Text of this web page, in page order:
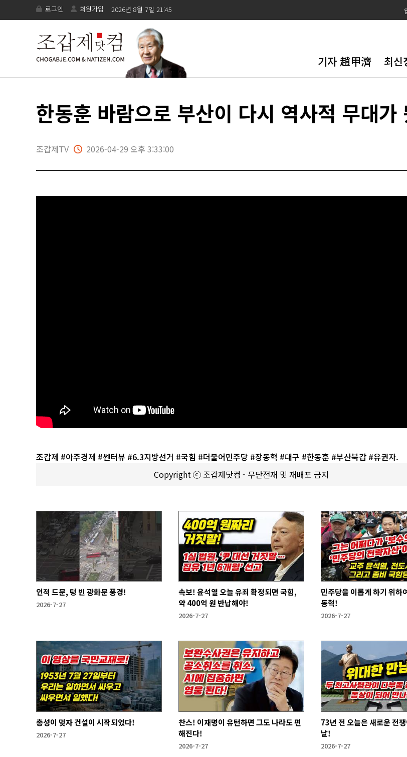
로그인 회원가입 2026년 8월 7일 21:45
기자 趙甲濟 최신
한동훈 바람으로 부산이 다시 역사적 무대가
조갑제TV 2026-04-29 오후 3:33:00
조갑제 #아주경제 #쎈터뷰 #6.3지방선거 #국힘 #더불어민주당 #장동혁 #대구 #한동훈 #부산북갑 #유권자.
Copyright ⓒ 조갑제닷컴 - 무단전재 및 재배포 금지
인적 드문, 텅 빈 광화문 풍경!
2026-7-27
속보! 윤석열 오늘 유죄 확정되면 국힘,
약 400억 원 반납해야!
2026-7-27
민주당을 이롭게 하기 위하
동혁!
2026-7-27
총성이 멎자 건설이 시작되었다!
2026-7-27
찬스! 이재명이 유턴하면 그도 나라도 편
해진다!
2026-7-27
73년 전 오늘은 새로운 전
날!
2026-7-27